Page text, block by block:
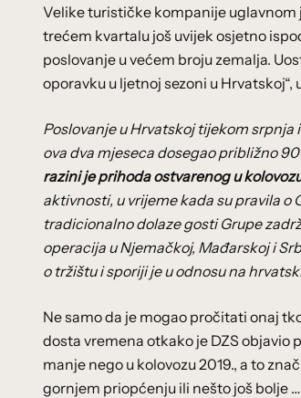
Velike turističke kompanije uglavnom
trećem kvartalu još uvijek osjetno
poslovanje u većem broju zemalja.
oporavku u ljetnoj sezoni u Hrvatskoj“,
Poslovanje u Hrvatskoj tijekom srpnja
ova dva mjeseca dosegao približno
razini je prihoda ostvarenog u
aktivnosti, u vrijeme kada su pravila o
tradicionalno dolaze gosti Grupe
operacija u Njemačkoj, Mađarskoj i
o tržištu i sporiji je u odnosu na
Ne samo da je mogao pročitati onaj
dosta vremena otkako je DZS objavio
manje nego u kolovozu 2019., a to
gornjem priopćenju ili nešto još bolje